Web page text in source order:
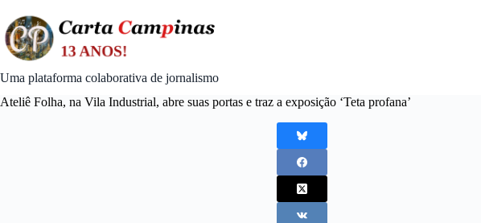
content
Uma plataforma colaborativa de jornalismo
Ateliê Folha, na Vila Industrial, abre suas portas e traz a exposição ‘Teta profana’